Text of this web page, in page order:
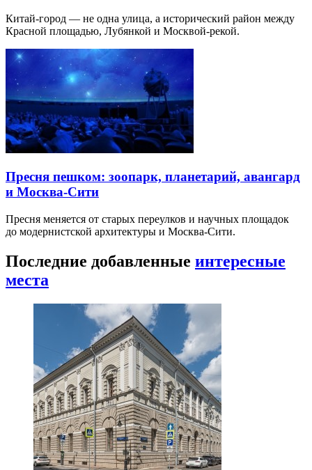
Китай-город — не одна улица, а исторический район между
Красной площадью, Лубянкой и Москвой-рекой.
Пресня пешком: зоопарк, планетарий, авангард
и Москва-Сити
Пресня меняется от старых переулков и научных площадок
до модернистской архитектуры и Москва-Сити.
Последние добавленные интересные
места